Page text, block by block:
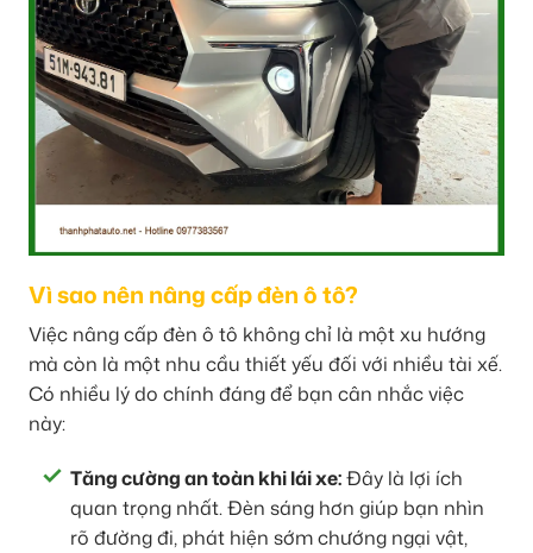
Vì sao nên nâng cấp đèn ô tô?
Việc nâng cấp đèn ô tô không chỉ là một xu hướng
mà còn là một nhu cầu thiết yếu đối với nhiều tài xế.
Có nhiều lý do chính đáng để bạn cân nhắc việc
này:
Tăng cường an toàn khi lái xe:Đây là lợi ích
quan trọng nhất. Đèn sáng hơn giúp bạn nhìn
rõ đường đi, phát hiện sớm chướng ngại vật,